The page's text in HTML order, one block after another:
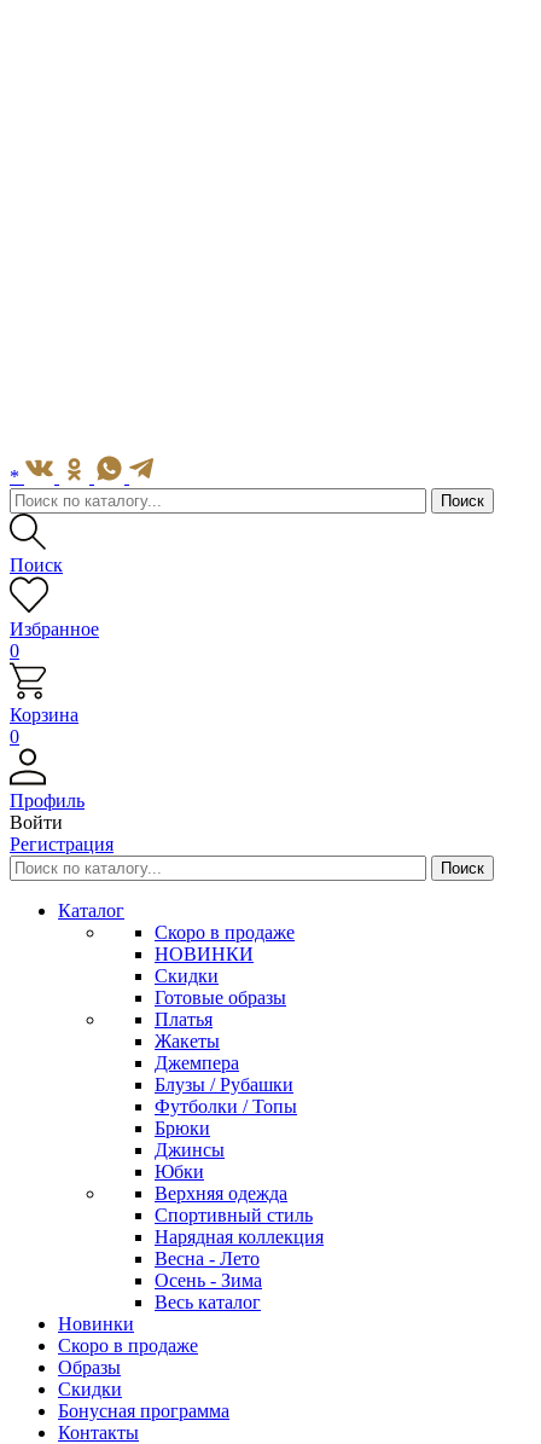
*
Поиск
Избранное
0
Корзина
0
Профиль
Войти
Регистрация
Каталог
Скоро в продаже
НОВИНКИ
Скидки
Готовые образы
Платья
Жакеты
Джемпера
Блузы / Рубашки
Футболки / Топы
Брюки
Джинсы
Юбки
Верхняя одежда
Спортивный стиль
Нарядная коллекция
Весна - Лето
Осень - Зима
Весь каталог
Новинки
Скоро в продаже
Образы
Скидки
Бонусная программа
Контакты